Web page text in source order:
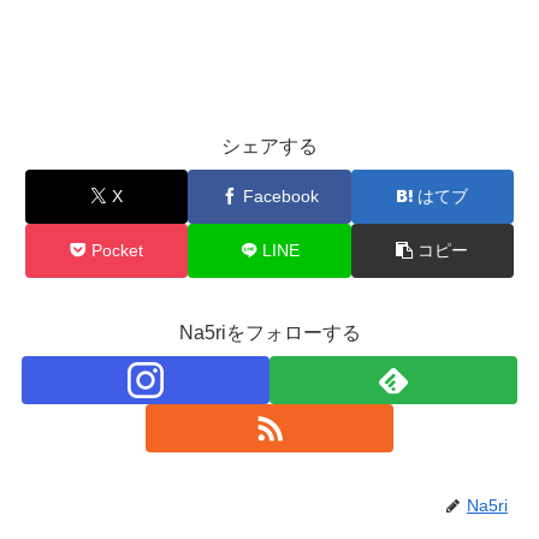
シェアする
X Facebook はてブ
Pocket LINE コピー
Na5riをフォローする
Na5ri